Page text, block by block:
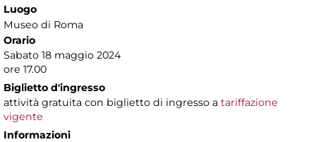
Luogo
Museo di Roma
Orario
Sabato 18 maggio 2024
ore 17.00
Biglietto d'ingresso
attività gratuita con biglietto di ingresso a tariffazione
vigente
Informazioni